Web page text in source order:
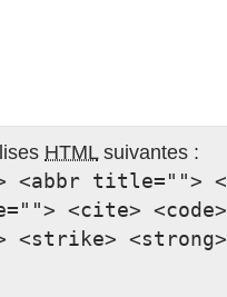
HTMLsuivantes :
title="">
<cite>
<strike> <strong>